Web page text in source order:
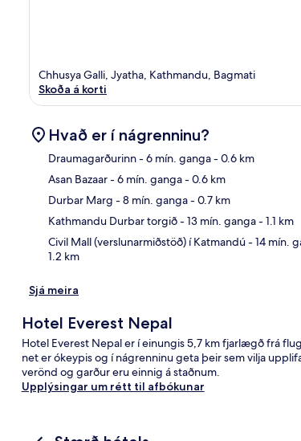
Chhusya Galli, Jyatha, Kathmandu, Bagmati
Skoða á korti
Hvað er í nágrenninu?
Draumagarðurinn- 6 mín. ganga- 0.6 km
Asan Bazaar- 6 mín. ganga- 0.6 km
Durbar Marg - 8 mín. ganga- 0.7 km
Kathmandu Durbar torgið- 13 mín. ganga- 1.1 km
Civil Mall (verslunarmiðstöð) í Katmandú- 14 mín.
1.2 km
Sjá meira
Hotel Everest Nepal
Hotel Everest Nepal er í einungis 5,7 km fjarlægð frá
net er ókeypis og í nágrenninu geta þeir sem vilja
verönd og garður eru einnig á staðnum.
Upplýsingar um rétt til afbókunar